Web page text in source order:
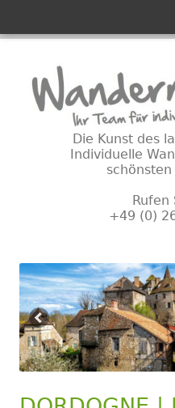
Inhalt
Die Kunst des
Individuelle
schönsten
Rufen
+49 (0)